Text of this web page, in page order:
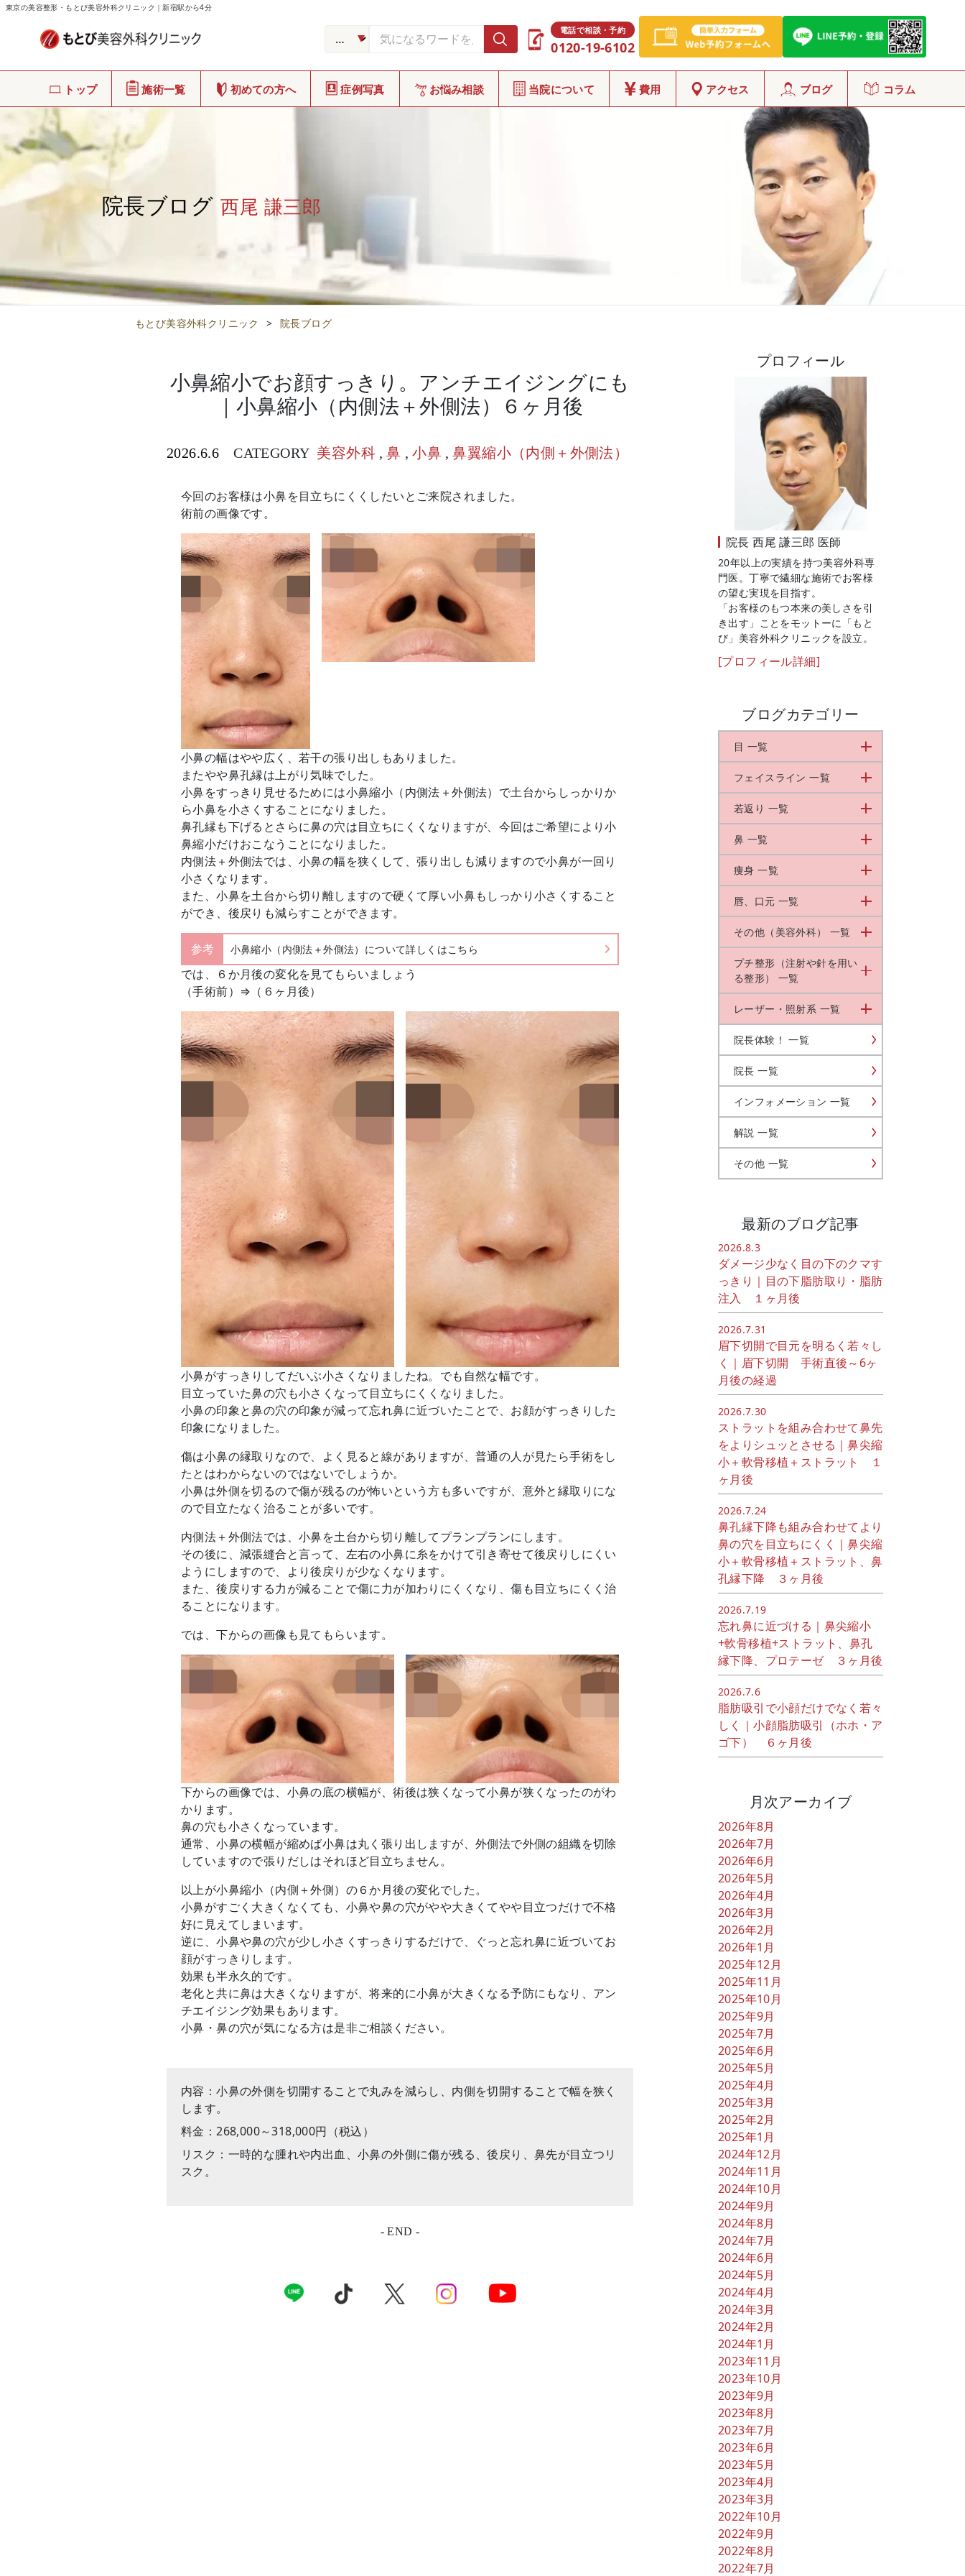
東京の美容整形・もとび美容外科クリニック｜新宿駅から4分
電話で相談・予約
0120-19-6102
トップ 施術一覧 初めての方へ 症例写真 お悩み相談 当院について 費用 アクセス ブログ コラム
院長ブログ 西尾 謙三郎
もとび美容外科クリニック > 院長ブログ
小鼻縮小でお顔すっきり。アンチエイジングにも
｜小鼻縮小（内側法＋外側法）６ヶ月後
2026.6.6 CATEGORY 美容外科 , 鼻 , 小鼻 , 鼻翼縮小（内側＋外側法）
今回のお客様は小鼻を目立ちにくくしたいとご来院されました。
術前の画像です。
小鼻の幅はやや広く、若干の張り出しもありました。
またやや鼻孔縁は上がり気味でした。
小鼻をすっきり見せるためには小鼻縮小（内側法＋外側法）で土台からしっかりか
ら小鼻を小さくすることになりました。
鼻孔縁も下げるとさらに鼻の穴は目立ちにくくなりますが、今回はご希望により小
鼻縮小だけおこなうことになりました。
内側法＋外側法では、小鼻の幅を狭くして、張り出しも減りますので小鼻が一回り
小さくなります。
また、小鼻を土台から切り離しますので硬くて厚い小鼻もしっかり小さくすること
ができ、後戻りも減らすことができます。
参考 小鼻縮小（内側法＋外側法）について詳しくはこちら
では、６か月後の変化を見てもらいましょう
（手術前）⇒（６ヶ月後）
小鼻がすっきりしてだいぶ小さくなりましたね。でも自然な幅です。
目立っていた鼻の穴も小さくなって目立ちにくくなりました。
小鼻の印象と鼻の穴の印象が減って忘れ鼻に近づいたことで、お顔がすっきりした
印象になりました。
傷は小鼻の縁取りなので、よく見ると線がありますが、普通の人が見たら手術をし
たとはわからないのではないでしょうか。
小鼻は外側を切るので傷が残るのが怖いという方も多いですが、意外と縁取りにな
ので目立たなく治ることが多いです。
内側法＋外側法では、小鼻を土台から切り離してプランプランにします。
その後に、減張縫合と言って、左右の小鼻に糸をかけて引き寄せて後戻りしにくい
ようにしますので、より後戻りが少なくなります。
また、後戻りする力が減ることで傷に力が加わりにくくなり、傷も目立ちにくく治
ることになります。
では、下からの画像も見てもらいます。
下からの画像では、小鼻の底の横幅が、術後は狭くなって小鼻が狭くなったのがわ
かります。
鼻の穴も小さくなっています。
通常、小鼻の横幅が縮めば小鼻は丸く張り出しますが、外側法で外側の組織を切除
していますので張りだしはそれほど目立ちません。
以上が小鼻縮小（内側＋外側）の６か月後の変化でした。
小鼻がすごく大きくなくても、小鼻や鼻の穴がやや大きくてやや目立つだけで不格
好に見えてしまいます。
逆に、小鼻や鼻の穴が少し小さくすっきりするだけで、ぐっと忘れ鼻に近づいてお
顔がすっきりします。
効果も半永久的です。
老化と共に鼻は大きくなりますが、将来的に小鼻が大きくなる予防にもなり、アン
チエイジング効果もあります。
小鼻・鼻の穴が気になる方は是非ご相談ください。
内容：小鼻の外側を切開することで丸みを減らし、内側を切開することで幅を狭く
します。
料金：268,000～318,000円（税込）
リスク：一時的な腫れや内出血、小鼻の外側に傷が残る、後戻り、鼻先が目立つリ
スク。
- END -
プロフィール
院長 西尾 謙三郎 医師
20年以上の実績を持つ美容外科専
門医。丁寧で繊細な施術でお客様
の望む実現を目指す。
「お客様のもつ本来の美しさを引
き出す」ことをモットーに「もと
び」美容外科クリニックを設立。
[プロフィール詳細]
ブログカテゴリー
目 一覧
フェイスライン 一覧
若返り 一覧
鼻 一覧
痩身 一覧
唇、口元 一覧
その他（美容外科） 一覧
プチ整形（注射や針を用い
る整形） 一覧
レーザー・照射系 一覧
院長体験！ 一覧
院長 一覧
インフォメーション 一覧
解説 一覧
その他 一覧
最新のブログ記事
2026.8.3
ダメージ少なく目の下のクマす
っきり｜目の下脂肪取り・脂肪
注入 １ヶ月後
2026.7.31
眉下切開で目元を明るく若々し
く｜眉下切開 手術直後～6ヶ
月後の経過
2026.7.30
ストラットを組み合わせて鼻先
をよりシュッとさせる｜鼻尖縮
小＋軟骨移植＋ストラット １
ヶ月後
2026.7.24
鼻孔縁下降も組み合わせてより
鼻の穴を目立ちにくく｜鼻尖縮
小＋軟骨移植＋ストラット、鼻
孔縁下降 ３ヶ月後
2026.7.19
忘れ鼻に近づける｜鼻尖縮小
+軟骨移植+ストラット、鼻孔
縁下降、プロテーゼ ３ヶ月後
2026.7.6
脂肪吸引で小顔だけでなく若々
しく｜小顔脂肪吸引（ホホ・ア
ゴ下） ６ヶ月後
月次アーカイブ
2026年8月
2026年7月
2026年6月
2026年5月
2026年4月
2026年3月
2026年2月
2026年1月
2025年12月
2025年11月
2025年10月
2025年9月
2025年7月
2025年6月
2025年5月
2025年4月
2025年3月
2025年2月
2025年1月
2024年12月
2024年11月
2024年10月
2024年9月
2024年8月
2024年7月
2024年6月
2024年5月
2024年4月
2024年3月
2024年2月
2024年1月
2023年11月
2023年10月
2023年9月
2023年8月
2023年7月
2023年6月
2023年5月
2023年4月
2023年3月
2022年10月
2022年9月
2022年8月
2022年7月